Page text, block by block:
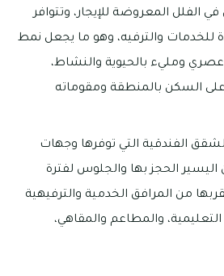
في الفلل المعروضة للإيجار، وتتوافر
للخدمات والترفيه، وهو ما يجعل نمط
ومليء بالحيوية والنشاط،
على السكن بالمنطقة ومقوماته
الفندقية التي توفرها وجهات
اليسير الحجز بها والجلوس لفترة
من المرافق الخدمية والترفيهية
والمطاعم والمقاهي،